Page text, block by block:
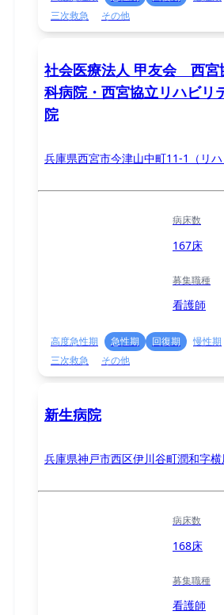
三次救急
その他
社会医療法人 甲友会 西宮
科病院・西宮協立リハビリ
院
兵庫県西宮市今津山中町11-1（リ
病床数
167床
募集職種
看護師
高度急性期 急性期 回復期 慢性期
三次救急
その他
新生病院
兵庫県神戸市西区伊川谷町潤和字
病床数
168床
募集職種
看護師